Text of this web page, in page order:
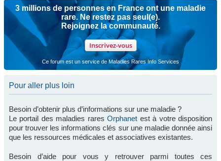
3 millions de personnes en France ont une maladie
rare. Ne restez pas seul(e).
Rejoignez la communauté.
Inscrivez-vous
Ce forum est un service de Maladies Rares Info Services
Pour aller plus loin
Besoin d’obtenir plus d’informations sur une maladie ?
Le portail des maladies raresOrphanet est à votre disposition
pour trouver les informations clés sur une maladie donnée ainsi
que les ressources médicales et associatives existantes.
Besoin d’aide pour vous y retrouver parmi toutes ces